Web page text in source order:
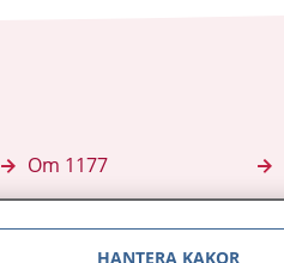
Om 1177
HANTERA KAKOR